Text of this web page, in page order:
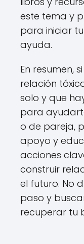
este tema y
para iniciar
ayuda.
En resumen,
relación
solo y que
para
o de pareja,
apoyo y
acciones
construir
el futuro. No
paso y
recuperar tu